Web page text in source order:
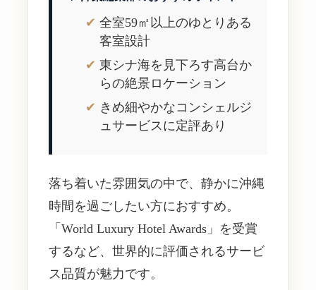
全室59㎡以上のゆとりある
客室設計
東シナ海を見下ろす高台か
らの絶景ロケーション
きめ細やかなコンシェルジ
ュサービスに定評あり
落ち着いた雰囲気の中で、静かに沖縄
時間を過ごしたい方におすすめ。
「World Luxury Hotel Awards」を受賞
するなど、世界的に評価されるサービ
ス品質が魅力です。